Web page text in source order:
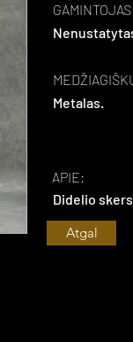
Metalas.
APIE:
Didelio
Atgal